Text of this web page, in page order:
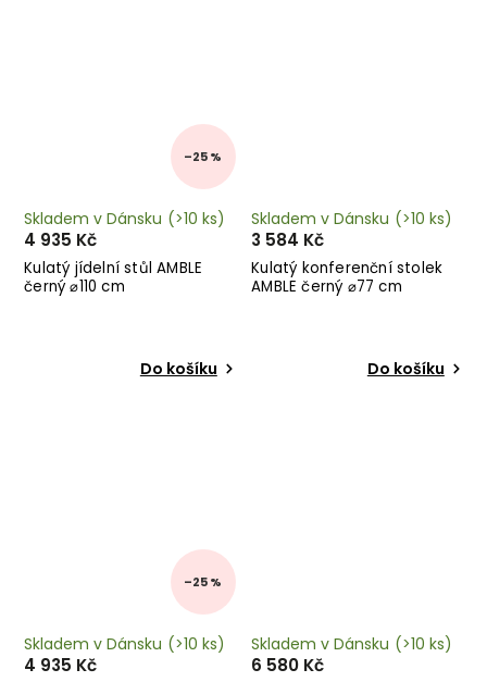
–25 %
Kulatý jídelní stůl AMBLE
černý ⌀110 cm
Skladem v Dánsku (>10 ks)
4 935 Kč
Do košíku
Kulatý konferenční stolek
AMBLE černý ⌀77 cm
Skladem v Dánsku (>10 ks)
3 584 Kč
Do košíku
–25 %
Skladem v Dánsku (>10 ks)
4 935 Kč
Skladem v Dánsku (>10 ks)
6 580 Kč